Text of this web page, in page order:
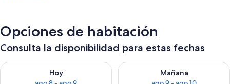
Opciones de habitación
Consulta la disponibilidad para estas fechas
Hoy
Consulta la disponibilidad para hoy ago 8 - ago 9
Mañana
Consulta la disponibilidad